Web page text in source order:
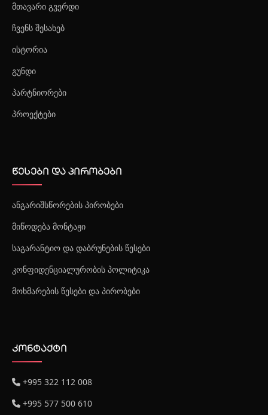
მთავარი გვერდი
ჩვენს შესახებ
ისტორია
გუნდი
პარტნიორები
პროექტები
წესები და პირობები
ანგარიშსწორების პირობები
მიწოდება მონტაჟი
საგარანტიო და დაბრუნების წესები
კონფიდენციალურობის პოლიტიკა
მოხმარების წესები და პირობები
კონტაქტი
+995 322 112 008
+995 577 500 610